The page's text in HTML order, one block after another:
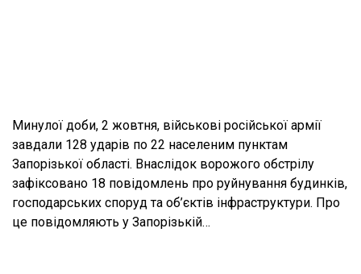
Минулої доби, 2 жовтня, військові російської армії
завдали 128 ударів по 22 населеним пунктам
Запорізької області. Внаслідок ворожого обстрілу
зафіксовано 18 повідомлень про руйнування будинків,
господарських споруд та об’єктів інфраструктури. Про
це повідомляють у Запорізькій…